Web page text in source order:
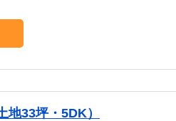
33坪・5DK）